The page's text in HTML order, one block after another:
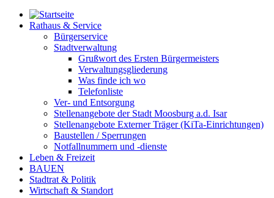
Rathaus & Service
Bürgerservice
Stadtverwaltung
Grußwort des Ersten Bürgermeisters
Verwaltungsgliederung
Was finde ich wo
Telefonliste
Ver- und Entsorgung
Stellenangebote der Stadt Moosburg a.d. Isar
Stellenangebote Externer Träger (KiTa-Einrichtungen)
Baustellen / Sperrungen
Notfallnummern und -dienste
Leben & Freizeit
BAUEN
Stadtrat & Politik
Wirtschaft & Standort